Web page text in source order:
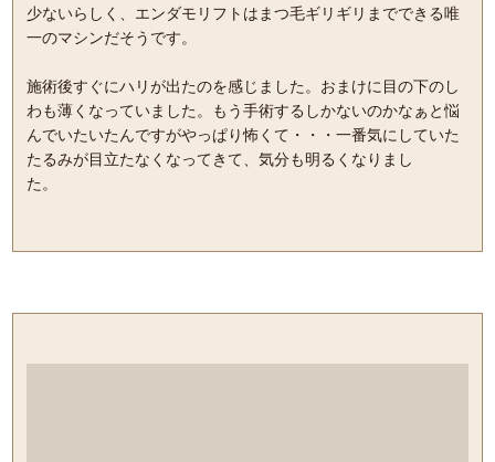
少ないらしく、エンダモリフトはまつ毛ギリギリまでできる唯
一のマシンだそうです。
施術後すぐにハリが出たのを感じました。おまけに目の下のし
わも薄くなっていました。もう手術するしかないのかなぁと悩
んでいたいたんですがやっぱり怖くて・・・一番気にしていた
たるみが目立たなくなってきて、気分も明るくなりまし
た。